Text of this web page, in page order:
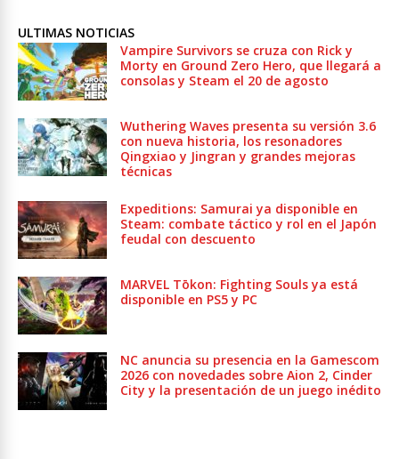
ULTIMAS NOTICIAS
Vampire Survivors se cruza con Rick y
Morty en Ground Zero Hero, que llegará a
consolas y Steam el 20 de agosto
Wuthering Waves presenta su versión 3.6
con nueva historia, los resonadores
Qingxiao y Jingran y grandes mejoras
técnicas
Expeditions: Samurai ya disponible en
Steam: combate táctico y rol en el Japón
feudal con descuento
MARVEL Tōkon: Fighting Souls ya está
disponible en PS5 y PC
NC anuncia su presencia en la Gamescom
2026 con novedades sobre Aion 2, Cinder
City y la presentación de un juego inédito